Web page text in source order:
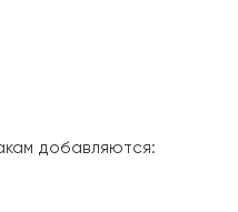
добавляются: